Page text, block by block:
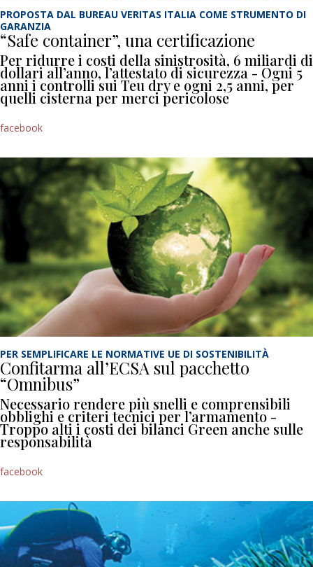
PROPOSTA DAL BUREAU VERITAS ITALIA COME STRUMENTO DI
GARANZIA
“Safe container”, una certificazione
Per ridurre i costi della sinistrosità, 6 miliardi di
dollari all’anno, l’attestato di sicurezza - Ogni 5
anni i controlli sui Teu dry e ogni 2,5 anni, per
quelli cisterna per merci pericolose
facebook
PER SEMPLIFICARE LE NORMATIVE UE DI SOSTENIBILITÀ
Confitarma all’ECSA sul pacchetto
“Omnibus”
Necessario rendere più snelli e comprensibili
obblighi e criteri tecnici per l’armamento -
Troppo alti i costi dei bilanci Green anche sulle
responsabilità
facebook